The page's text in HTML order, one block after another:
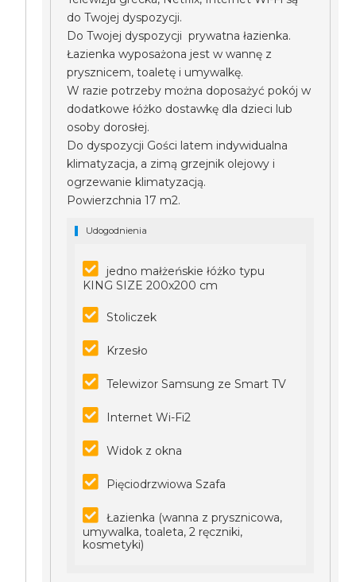
do Twojej dyspozycji.
Do Twojej dyspozycji prywatna łazienka.
Łazienka wyposażona jest w wannę z
prysznicem, toaletę i umywalkę.
W razie potrzeby można doposażyć pokój w
dodatkowe łóżko dostawkę dla dzieci lub
osoby dorosłej.
Do dyspozycji Gości latem indywidualna
klimatyzacja, a zimą grzejnik olejowy i
ogrzewanie klimatyzacją.
Powierzchnia 17 m2.
Udogodnienia
jedno małżeńskie łóżko typu
KING SIZE 200x200 cm
Stoliczek
Krzesło
Telewizor Samsung ze Smart TV
Internet Wi-Fi2
Widok z okna
Pięciodrzwiowa Szafa
Łazienka (wanna z prysznicowa,
umywalka, toaleta, 2 ręczniki,
kosmetyki)